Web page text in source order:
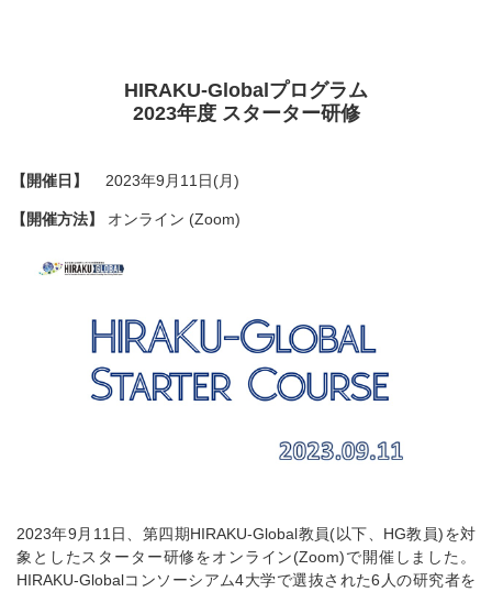
HIRAKU-Globalプログラム
2023年度 スターター研修
【開催日】 2023年9月11日(月)
【開催方法】 オンライン (Zoom)
2023年9月11日、第四期HIRAKU-Global教員(以下、HG教員)を対
象としたスターター研修をオンライン(Zoom)で開催しました。
HIRAKU-Globalコンソーシアム4大学で選抜された6人の研究者を